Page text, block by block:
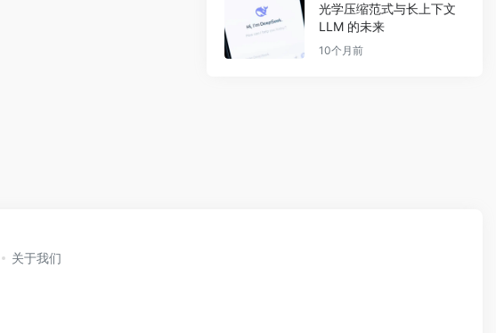
光学压缩范式与长上下文
LLM 的未来
10个月前
关于我们